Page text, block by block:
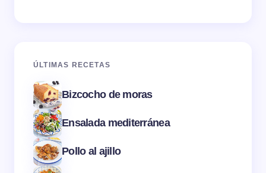
ÚLTIMAS RECETAS
Bizcocho de moras
Ensalada mediterránea
Pollo al ajillo